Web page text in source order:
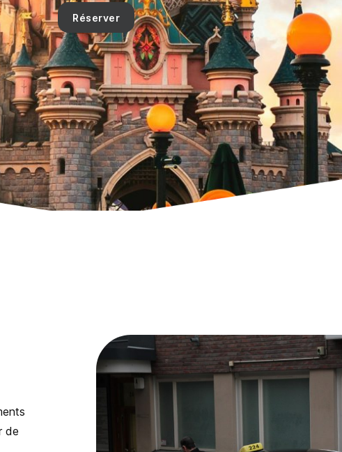
Réserver
de